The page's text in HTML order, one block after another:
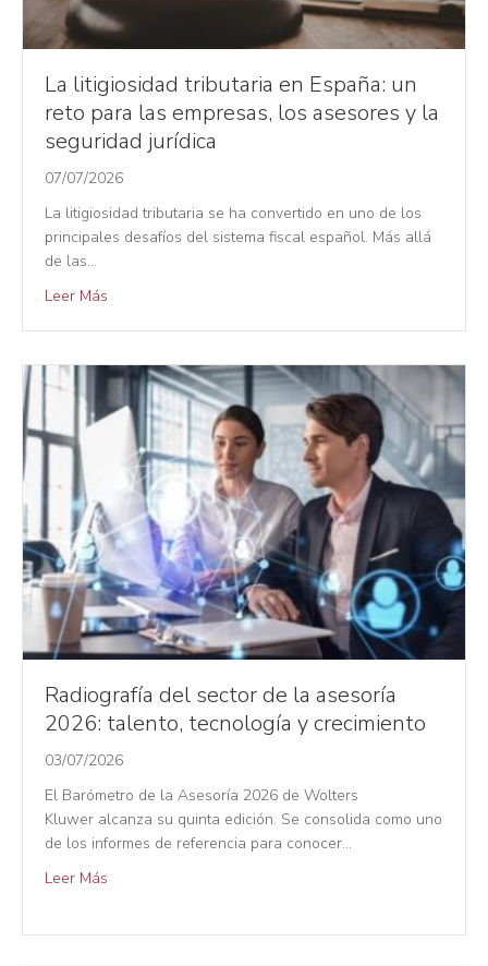
La litigiosidad tributaria en España: un
reto para las empresas, los asesores y la
seguridad jurídica
07/07/2026
La litigiosidad tributaria se ha convertido en uno de los
principales desafíos del sistema fiscal español. Más allá
de las…
Leer Más
Radiografía del sector de la asesoría
2026: talento, tecnología y crecimiento
03/07/2026
El Barómetro de la Asesoría 2026 de Wolters
Kluwer alcanza su quinta edición. Se consolida como uno
de los informes de referencia para conocer…
Leer Más